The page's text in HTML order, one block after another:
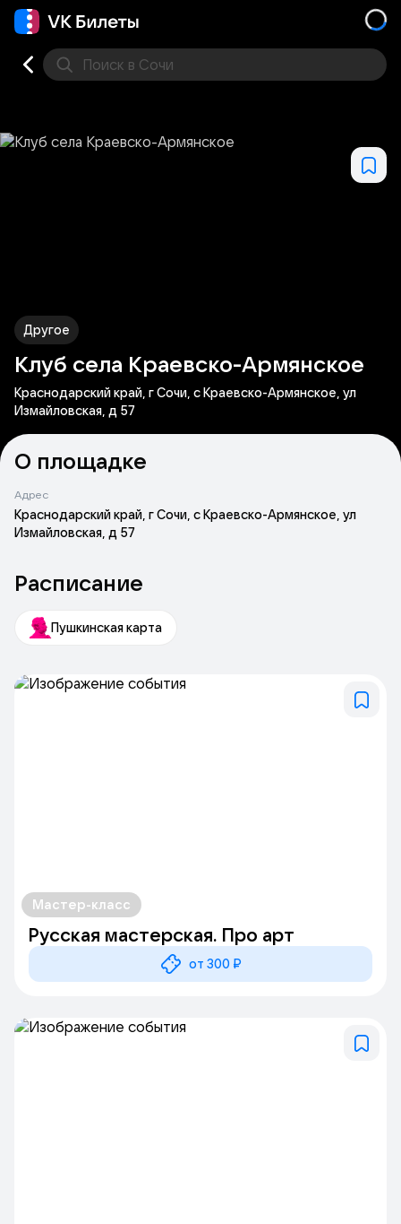
Поиск в Сочи
Другое
Клуб села Краевско-Армянское
Краснодарский край, г Сочи, с Краевско-Армянское, ул
Измайловская, д 57
О площадке
Адрес
Краснодарский край, г Сочи, с Краевско-Армянское, ул
Измайловская, д 57
Расписание
Пушкинская карта
Мастер-класс
Русская мастерская. Про арт
от 300 ₽